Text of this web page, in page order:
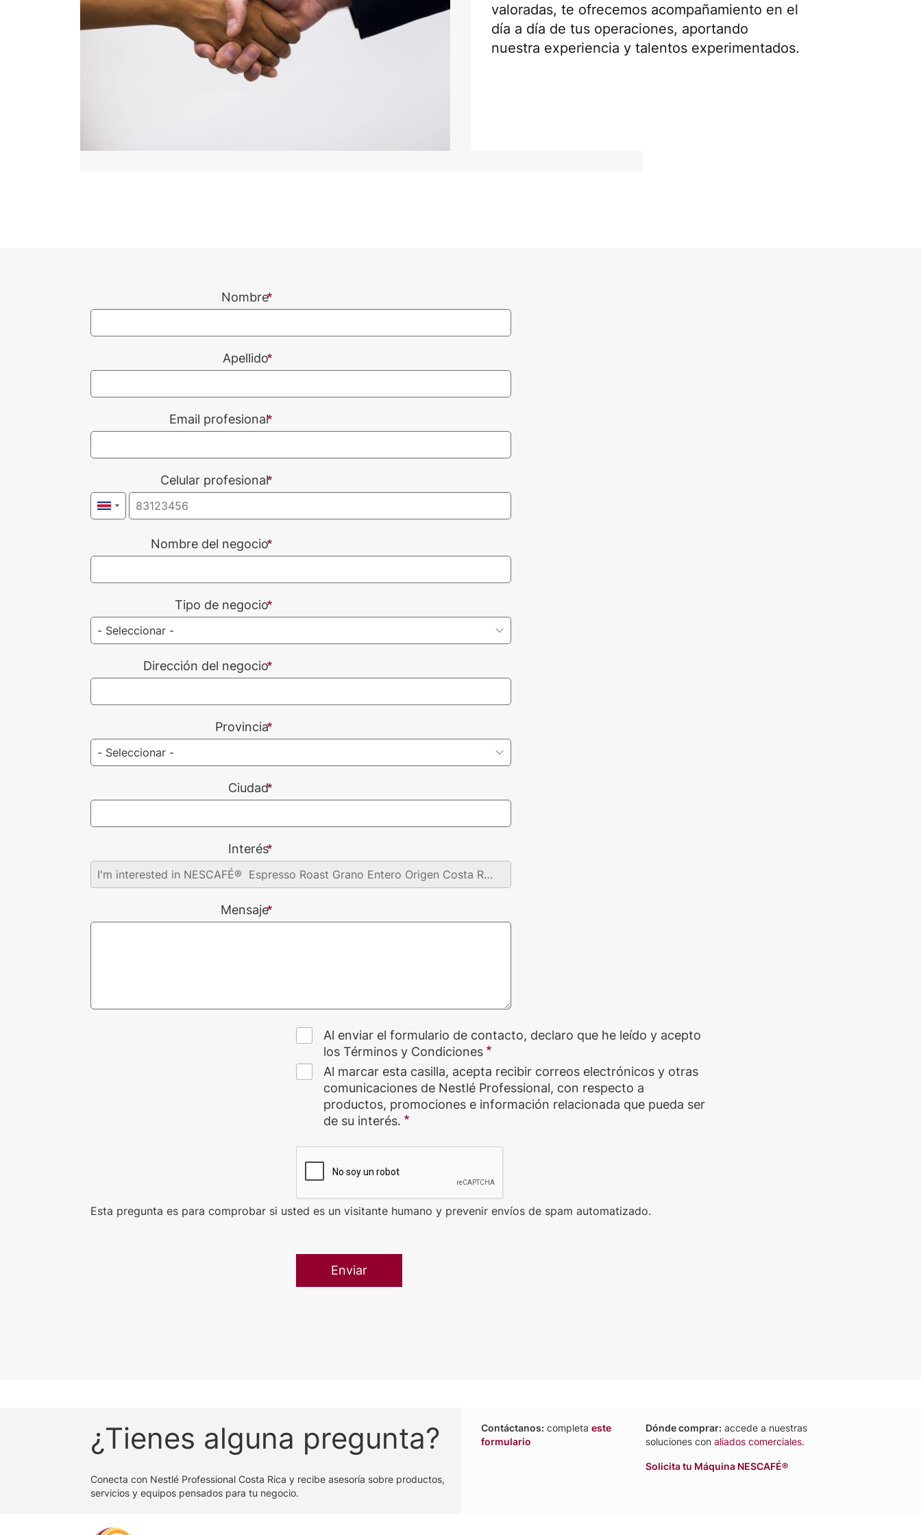
valoradas, te ofrecemos acompañamiento en el
día a día de tus operaciones, aportando
nuestra experiencia y talentos experimentados.
Nombre
Apellido
Email profesional
Celular profesional
Nombre del negocio
Tipo de negocio
Dirección del negocio
Provincia
Ciudad
Interés
Mensaje
Al enviar el formulario de contacto, declaro que he leído y acepto
los Términos y Condiciones
Al marcar esta casilla, acepta recibir correos electrónicos y otras
comunicaciones de Nestlé Professional, con respecto a
productos, promociones e información relacionada que pueda ser
de su interés.
Esta pregunta es para comprobar si usted es un visitante humano y prevenir envíos de spam automatizado.
¿Tienes alguna pregunta?
Conecta con Nestlé Professional Costa Rica y recibe asesoría sobre productos,
servicios y equipos pensados para tu negocio.
Contáctanos: completa este
formulario
Dónde comprar: accede a nuestras
soluciones con aliados comerciales.
Solicita tu Máquina NESCAFÉ®